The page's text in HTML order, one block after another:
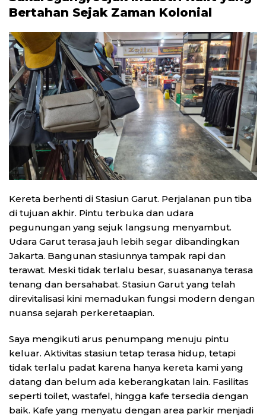
Bertahan Sejak Zaman Kolonial
Kereta berhenti di Stasiun Garut. Perjalanan pun tiba
di tujuan akhir. Pintu terbuka dan udara
pegunungan yang sejuk langsung menyambut.
Udara Garut terasa jauh lebih segar dibandingkan
Jakarta. Bangunan stasiunnya tampak rapi dan
terawat. Meski tidak terlalu besar, suasananya terasa
tenang dan bersahabat. Stasiun Garut yang telah
direvitalisasi kini memadukan fungsi modern dengan
nuansa sejarah perkeretaapian.
Saya mengikuti arus penumpang menuju pintu
keluar. Aktivitas stasiun tetap terasa hidup, tetapi
tidak terlalu padat karena hanya kereta kami yang
datang dan belum ada keberangkatan lain. Fasilitas
seperti toilet, wastafel, hingga kafe tersedia dengan
baik. Kafe yang menyatu dengan area parkir menjadi